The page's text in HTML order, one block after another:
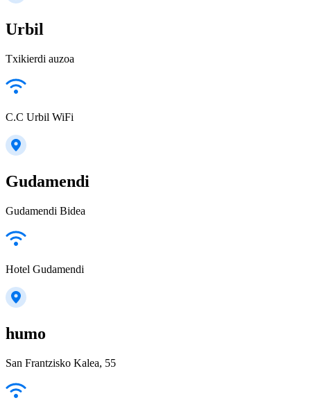
Urbil
Txikierdi auzoa
C.C Urbil WiFi
Gudamendi
Gudamendi Bidea
Hotel Gudamendi
humo
San Frantzisko Kalea, 55